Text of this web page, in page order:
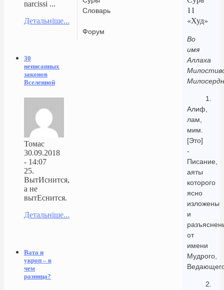
Словарь
Форум
11
«Худ»
Во
имя
Аллаха
1.
Алиф,
лам,
мим.
[Это]
-
Писание,
аяты
которого
ясно
изложены
и
от
имени
Мудрого,
2.
narcissi ...
Детальніше...
30
неписанных
законов
Вселенной
Томас
30.09.2018
- 14:07
25.
ВытИснится,
а не
вытЕснится.
Детальніше...
Вата и
укроп – в
чем
разница?